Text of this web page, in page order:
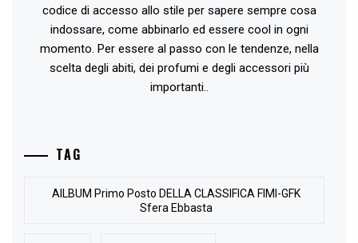
codice di accesso allo stile per sapere sempre cosa
indossare, come abbinarlo ed essere cool in ogni
momento. Per essere al passo con le tendenze, nella
scelta degli abiti, dei profumi e degli accessori più
importanti..
TAG
AlLBUM Primo Posto DELLA CLASSIFICA FIMI-GFK
Sfera Ebbasta